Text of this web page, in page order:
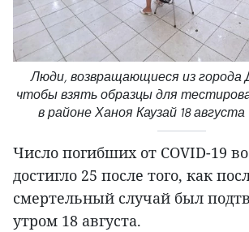
Люди, возвращающиеся из города
чтобы взять образцы для
в районе Ханоя Каузай 18
Число погибших от COVID-19
достигло 25 после того, как
смертельный случай был
утром 18 августа.